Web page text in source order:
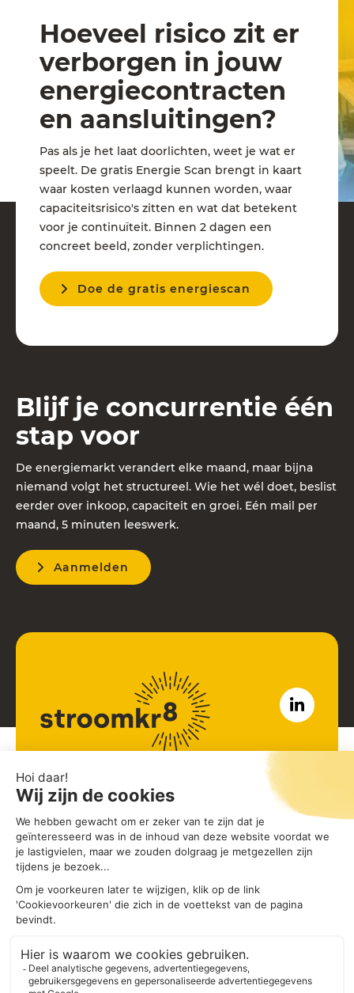
Hoeveel risico zit er
verborgen in jouw
energiecontracten
en aansluitingen?
Pas als je het laat doorlichten, weet je wat er
speelt. De gratis Energie Scan brengt in kaart
waar kosten verlaagd kunnen worden, waar
capaciteitsrisico's zitten en wat dat betekent
voor je continuïteit. Binnen 2 dagen een
concreet beeld, zonder verplichtingen.
Doe de gratis energiescan
John M Keynesplein 12
1066 EP Amsterdam
Noord-Holland
085 - 00 69 929
Blijf je concurrentie één
stap voor
De energiemarkt verandert elke maand, maar bijna
niemand volgt het structureel. Wie het wél doet, beslist
eerder over inkoop, capaciteit en groei. Eén mail per
maand, 5 minuten leeswerk.
Aanmelden